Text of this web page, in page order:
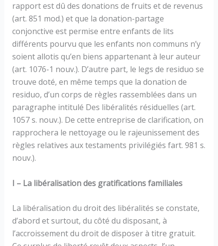
rapport est dû des donations de fruits et de revenus
(art. 851 mod.) et que la donation-partage
conjonctive est permise entre enfants de lits
différents pourvu que les enfants non communs n’y
soient allotis qu’en biens appartenant à leur auteur
(art. 1076-1 nouv.). D’autre part, le legs de residuo se
trouve doté, en même temps que la donation de
residuo, d’un corps de règles rassemblées dans un
paragraphe intitulé Des libéralités résiduelles (art.
1057 s. nouv.). De cette entreprise de clarification, on
rapprochera le nettoyage ou le rajeunissement des
règles relatives aux testaments privilégiés fart. 981 s.
nouv.).
I – La libéralisation des gratifications familiales
La libéralisation du droit des libéralités se constate,
d’abord et surtout, du côté du disposant, à
l’accroissement du droit de disposer à titre gratuit.